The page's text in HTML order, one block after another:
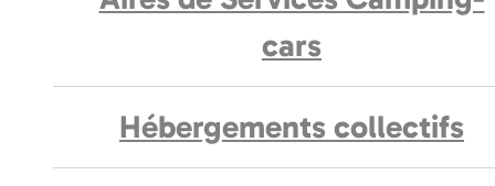
cars
Hébergements collectifs